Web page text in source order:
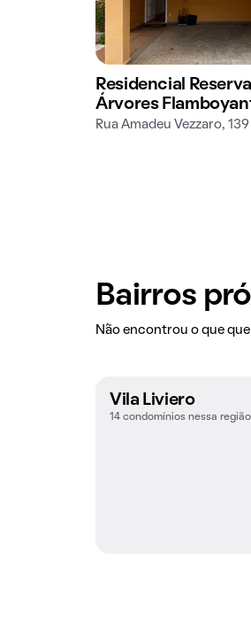
Residencial
Árvores
Rua Amadeu Vezzaro, 139
Bairros
Não encontrou o que
Vila Liviero
14 condomínios nessa região